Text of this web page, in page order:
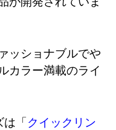
ッショナブルでや
カラー満載のライ
は「クイックリン